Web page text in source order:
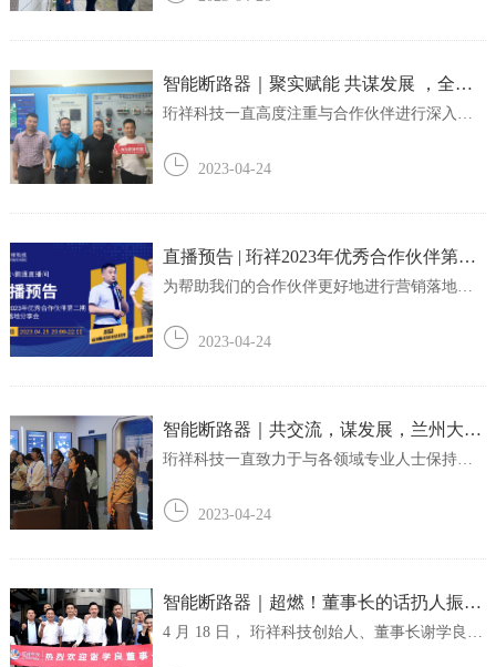
街道口南村的消防安全注入了新的活力。街道
患...
智能断路器｜聚实赋能 共谋发展 ，全力
服务代理商，珩祥科技在路上！
珩祥科技一直高度注重与合作伙伴进行深入交
伙伴。此次，珩祥科技总部委派营销部负责人
赵志钢赵总及骨干成员刘力铭、蔡洋前往全国
力、...
2023-04-24
直播预告 | 珩祥2023年优秀合作伙伴第二
期营销落地分享会
为帮助我们的合作伙伴更好地进行营销落地，
秀合作伙伴第二期营销落地分享会。作为智慧
安全用电行业的领导者，我们一直致力于与伙
2023-04-24
智能断路器｜共交流，谋发展，兰州大学
校友莅临珩祥科技
珩祥科技一直致力于与各领域专业人士保持沟
近日，珩祥科技总部有幸迎来了来自兰州大学
校友一行人，他们对公司的产品和服务表现出
2023-04-24
智能断路器｜超燃！董事长的话扔人振
奋！
4 月 18 日， 珩祥科技创始人、董事长谢学良先